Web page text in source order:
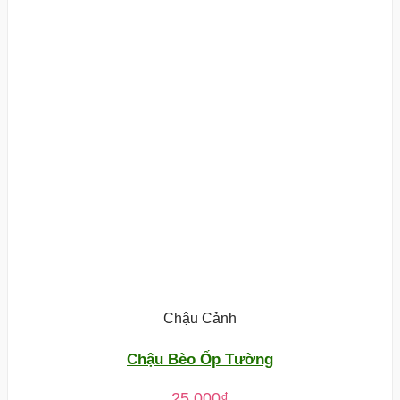
Chậu Cảnh
Chậu Bèo Ốp Tường